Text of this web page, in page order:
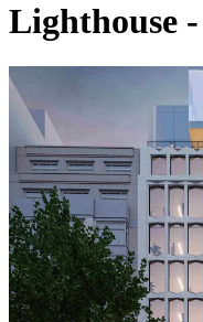
Lighthouse